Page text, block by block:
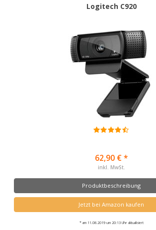
Logitech C920
62,90 € *
inkl. MwSt.
Produktbeschreibung
Jetzt bei Amazon kaufen
* am 11.08.2019 um 20:13 Uhr aktualisiert